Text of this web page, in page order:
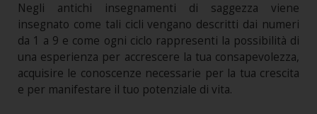
Negli antichi insegnamenti di saggezza viene
insegnato come tali cicli vengano descritti dai numeri
da 1 a 9 e come ogni ciclo rappresenti la possibilità di
una esperienza per accrescere la tua consapevolezza,
acquisire le conoscenze necessarie per la tua crescita
e per manifestare il tuo potenziale di vita.